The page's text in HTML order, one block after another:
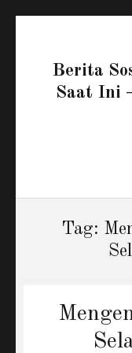
Berita
Saat Ini
Tag: